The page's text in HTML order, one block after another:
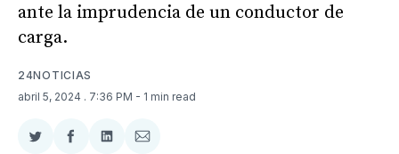
ante la imprudencia de un conductor de
carga.
24NOTICIAS
abril 5, 2024 . 7:36 PM - 1 min read
CompartirCompartir
CompartirCompartir